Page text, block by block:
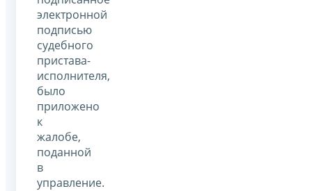
электронной
подписью
судебного
пристава-
исполнителя,
было
приложено
к
жалобе,
поданной
в
управление.